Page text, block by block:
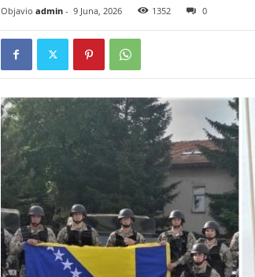
o
i
B
o
s
e
Objavio admin- 9 Juna, 2026 1352 0